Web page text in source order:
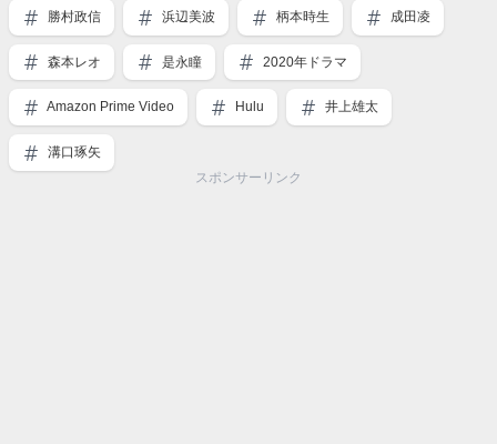
勝村政信 浜辺美波 柄本時生 成田凌
森本レオ 是永瞳 2020年ドラマ
Amazon Prime Video Hulu 井上雄太
溝口琢矢
スポンサーリンク